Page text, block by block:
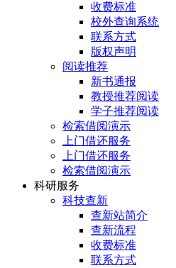
收费标准
校外查询系统
联系方式
版权声明
阅读推荐
新书通报
教授推荐阅读
学子推荐阅读
检索借阅演示
上门借还服务
上门借还服务
检索借阅演示
科研服务
科技查新
查新站简介
查新流程
收费标准
联系方式